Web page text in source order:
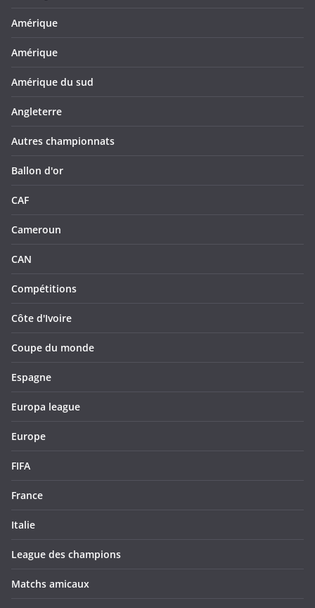
Amérique
Amérique
Amérique du sud
Angleterre
Autres championnats
Ballon d'or
CAF
Cameroun
CAN
Compétitions
Côte d'Ivoire
Coupe du monde
Espagne
Europa league
Europe
FIFA
France
Italie
League des champions
Matchs amicaux